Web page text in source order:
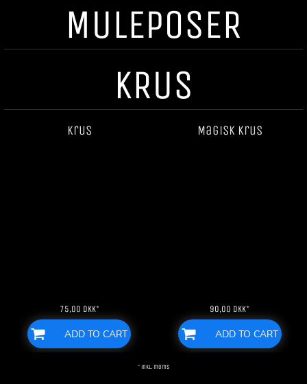
MULEPOSER
KRUS
Krus
75,00 DKK*
ADD TO CART
Magisk krus
90,00 DKK*
ADD TO CART
* inkl. moms